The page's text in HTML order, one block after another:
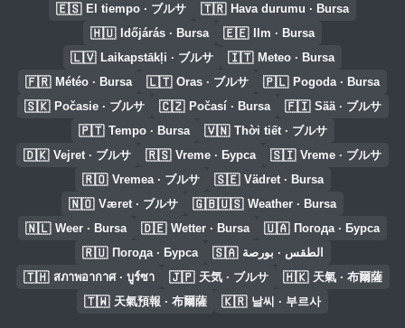
🇪🇸 El tiempo · ブルサ 🇹🇷 Hava durumu · Bursa
🇭🇺 Időjárás · Bursa 🇪🇪 Ilm · Bursa
🇱🇻 Laikapstākļi · ブルサ 🇮🇹 Meteo · Bursa
🇫🇷 Météo · Bursa 🇱🇹 Oras · ブルサ 🇵🇱 Pogoda · Bursa
🇸🇰 Počasie · ブルサ 🇨🇿 Počasí · Bursa 🇫🇮 Sää · ブルサ
🇵🇹 Tempo · Bursa 🇻🇳 Thời tiết · ブルサ
🇩🇰 Vejret · ブルサ 🇷🇸 Vreme · Бурса 🇸🇮 Vreme · ブルサ
🇷🇴 Vremea · ブルサ 🇸🇪 Vädret · Bursa
🇳🇴 Været · ブルサ 🇬🇧🇺🇸 Weather · Bursa
🇳🇱 Weer · Bursa 🇩🇪 Wetter · Bursa 🇺🇦 Погода · Бурса
🇷🇺 Погода · Бурса 🇸🇦 الطقس · بورصة
🇹🇭 สภาพอากาศ · บูร์ซา 🇯🇵 天気 · ブルサ 🇭🇰 天氣 · 布爾薩
🇹🇼 天氣預報 · 布爾薩 🇰🇷 날씨 · 부르사